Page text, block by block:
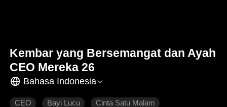
Kembar yang Bersemangat dan Ayah
CEO Mereka 26
Bahasa Indonesia
CEO Bayi Lucu Cinta Satu Malam